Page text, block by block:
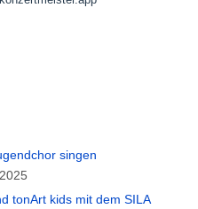
singen
tonArt kids mit dem SILA